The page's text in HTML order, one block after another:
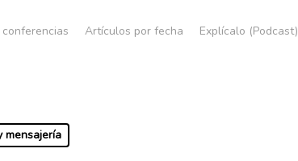
Artículos por fecha Explícalo (Podcast)
mensajería